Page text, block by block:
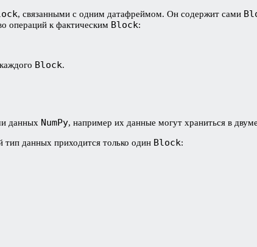
, связанными с одним датафреймом. Он содержит сами
операций к фактическим Block:
Block.
данных NumPy, например их данные могут храниться в
тип данных приходится только один Block: